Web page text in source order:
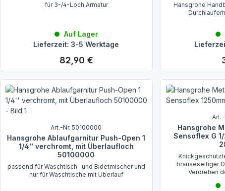
für 3-/4-Loch Armatur
Auf Lager
Lieferzeit: 3-5 Werktage
Regulärer Preis:
82,90 €
Hansgrohe
Art.-Nr. 50100000
Hansgrohe Ablaufgarnitur Push-Open 1
1/4'' verchromt, mit Überlaufloch
50100000
passend für Waschtisch- und Bidetmischer und
nur für Waschtische mit Überlauf
Hansgrohe
Sensoflex G
brauseseitiger
Verdrehen